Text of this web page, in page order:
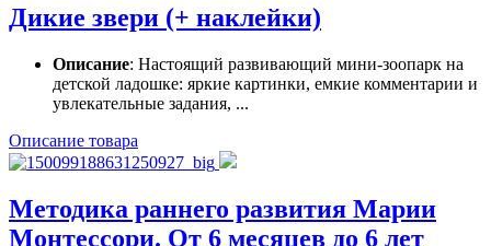
Дикие звери (+ наклейки)
Описание: Настоящий развивающий мини-зоопарк на
детской ладошке: яркие картинки, емкие комментарии и
увлекательные задания, ...
Описание товара
Методика раннего развития Марии
Монтессори. От 6 месяцев до 6 лет